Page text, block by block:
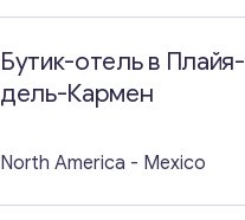
Бутик-отель в Плайя-
дель-Кармен
North America - Mexico